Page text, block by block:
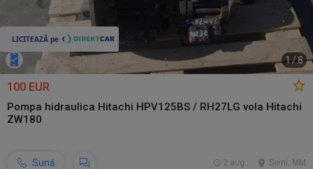
1 /8
100 EUR
Pompa hidraulica Hitachi HPV125BS / RH27LG vola Hitachi
ZW180
Sună Seini, MM
2 aug.